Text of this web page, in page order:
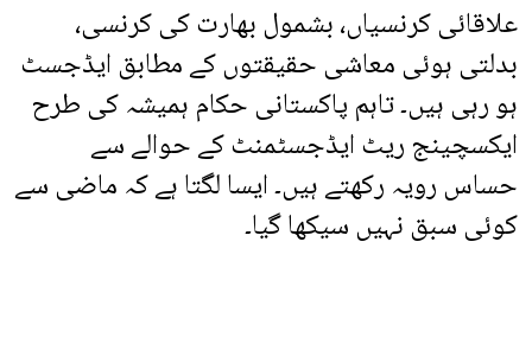
علاقائی کرنسیاں، بشمول بھارت کی کرنسی،
بدلتی ہوئی معاشی حقیقتوں کے مطابق ایڈجسٹ
ہو رہی ہیں۔ تاہم پاکستانی حکام ہمیشہ کی طرح
ایکسچینج ریٹ ایڈجسٹمنٹ کے حوالے سے
حساس رویہ رکھتے ہیں۔ ایسا لگتا ہے کہ ماضی سے
کوئی سبق نہیں سیکھا گیا۔